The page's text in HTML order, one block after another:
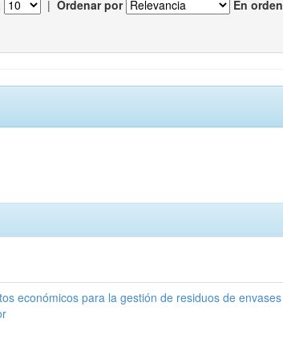
| Ordenar por En orden
económicos para la gestión de residuos de envases